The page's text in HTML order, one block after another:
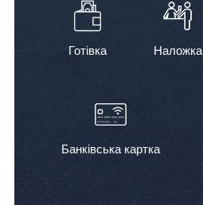
Готівка Наложка
Банківська картка